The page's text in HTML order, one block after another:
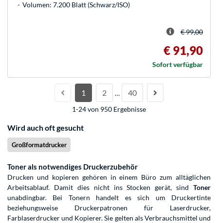
Volumen: 7.200 Blatt (Schwarz/ISO)
€ 99,00
€ 91,90
Sofort verfügbar
1 2 … 40
1-24 von 950 Ergebnisse
Wird auch oft gesucht
Großformatdrucker
Toner als notwendiges Druckerzubehör
Drucken und kopieren gehören in einem Büro zum alltäglichen
Arbeitsablauf. Damit dies nicht ins Stocken gerät, sind Toner
unabdingbar. Bei Tonern handelt es sich um Druckertinte
beziehungsweise Druckerpatronen für Laserdrucker,
Farblaserdrucker und Kopierer. Sie gelten als Verbrauchsmittel und